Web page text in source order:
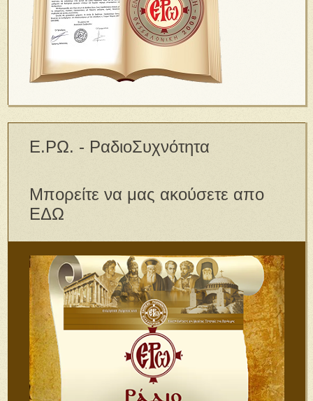
Ε.ΡΩ. - ΡαδιοΣυχνότητα
Μπορείτε να μας ακούσετε απο
ΕΔΩ